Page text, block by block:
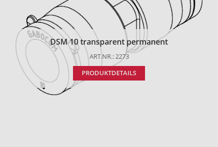
DSM 10 transparent permanent
ART.NR.: 2273
PRODUKTDETAILS